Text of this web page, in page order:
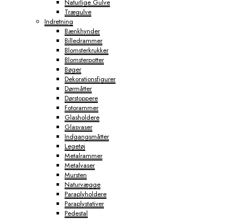
Naturlige Gulve
Trægulve
Indretning
Bænkhynder
Billedrammer
Blomsterkrukker
Blomsterpotter
Bøger
Dekorationsfigurer
Dørmåtter
Dørstoppere
Fotorammer
Glasholdere
Glasvaser
Indgangsmåtter
Legetøj
Metalrammer
Metalvaser
Mursten
Naturvægge
Paraplyholdere
Paraplystativer
Pedestal